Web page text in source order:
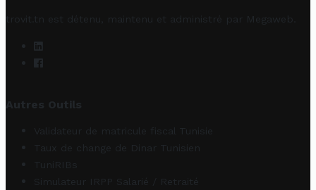
trovit.tn est détenu, maintenu et administré par Megaweb
Autres Outils
Validateur de matricule fiscal Tunisie
Taux de change de Dinar Tunisien
TuniRIBs
Simulateur IRPP Salarié / Retraité